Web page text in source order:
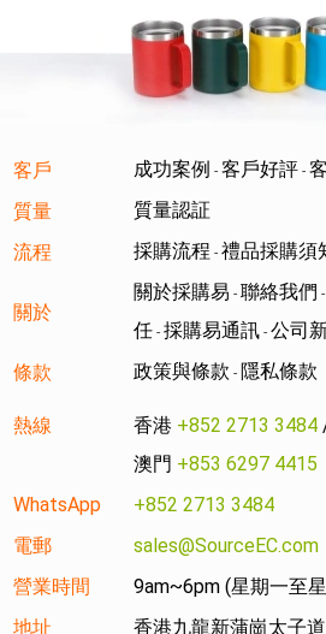
客戶 成功案例 - 客戶好評 -
質量
質量認証
流程
採購流程 - 禮品採購須
關於
關於採購易 - 聯絡我們 -
任 - 採購易通訊 - 公司
條款
政策與條款 - 隱私條款
熱線 香港 +852 2713 3484
澳門 +853 6297 4415
WhatsApp
+852 2713 3484
電郵
sales@SourceEC.com
營業時間
9am~6pm (星期一至
地址
香港九龍新蒲崗太子